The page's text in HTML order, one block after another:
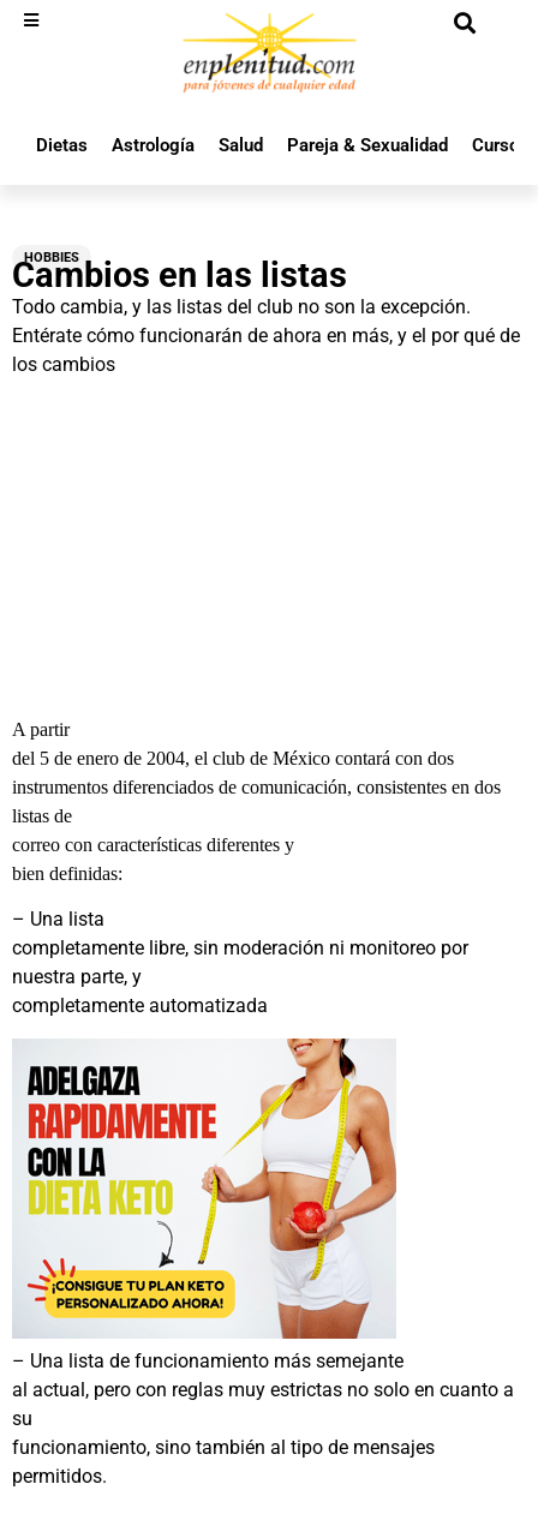
Dietas Astrología Salud Pareja & Sexualidad Cursos
HOBBIES
Cambios en las listas
Todo cambia, y las listas del club no son la excepción.
Entérate cómo funcionarán de ahora en más, y el por qué de
los cambios
A partir
del 5 de enero de 2004, el club de México contará con dos
instrumentos diferenciados de comunicación, consistentes en dos
listas de
correo con características diferentes y
bien definidas:
– Una lista
completamente libre, sin moderación ni monitoreo por
nuestra parte, y
completamente automatizada
– Una lista de funcionamiento más semejante
al actual, pero con reglas muy estrictas no solo en cuanto a
su
funcionamiento, sino también al tipo de mensajes
permitidos.